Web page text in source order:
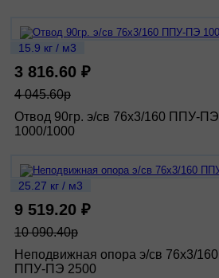
15.9 кг / м3
3 816.60 ₽
4 045.60р
Отвод 90гр. э/св 76х3/160 ППУ-ПЭ
1000/1000
25.27 кг / м3
9 519.20 ₽
10 090.40р
Неподвижная опора э/св 76х3/160
ППУ-ПЭ 2500